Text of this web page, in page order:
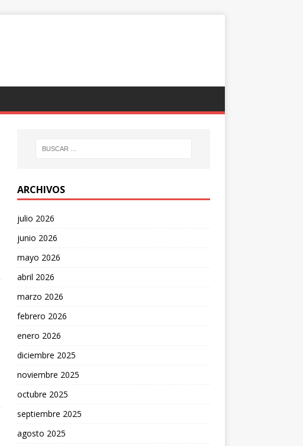
ARCHIVOS
julio 2026
junio 2026
mayo 2026
abril 2026
marzo 2026
febrero 2026
enero 2026
diciembre 2025
noviembre 2025
octubre 2025
septiembre 2025
agosto 2025